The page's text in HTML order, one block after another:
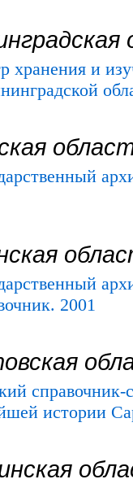
хранения и
2001
истории